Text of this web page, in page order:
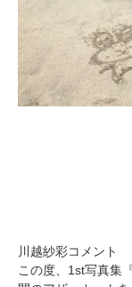
川越紗彩コメント
この度、1st写真集